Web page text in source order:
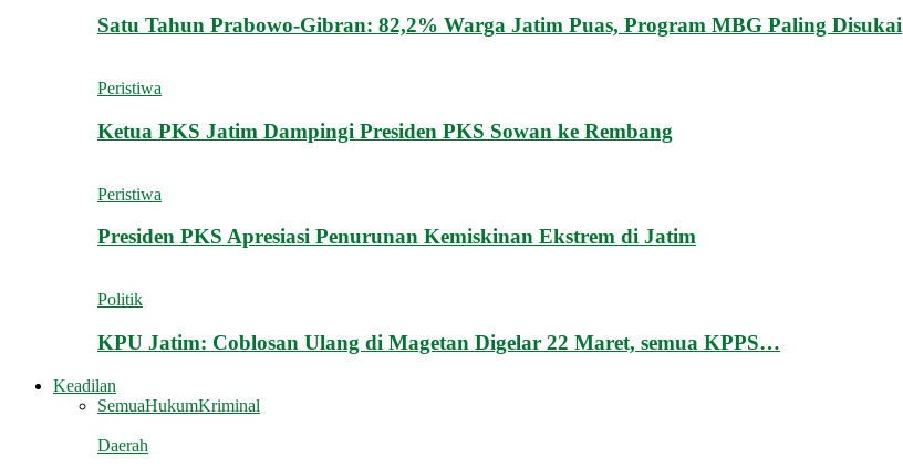
Satu Tahun Prabowo-Gibran: 82,2% Warga Jatim Puas, Program MBG Paling Disukai
Peristiwa
Ketua PKS Jatim Dampingi Presiden PKS Sowan ke Rembang
Peristiwa
Presiden PKS Apresiasi Penurunan Kemiskinan Ekstrem di Jatim
Politik
KPU Jatim: Coblosan Ulang di Magetan Digelar 22 Maret, semua KPPS…
Keadilan
SemuaHukumKriminal
Daerah